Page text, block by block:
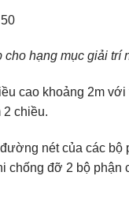
hạng mục giải trí
cao khoảng 2m
2 chiều.
nét của các
chống đỡ 2 bộ